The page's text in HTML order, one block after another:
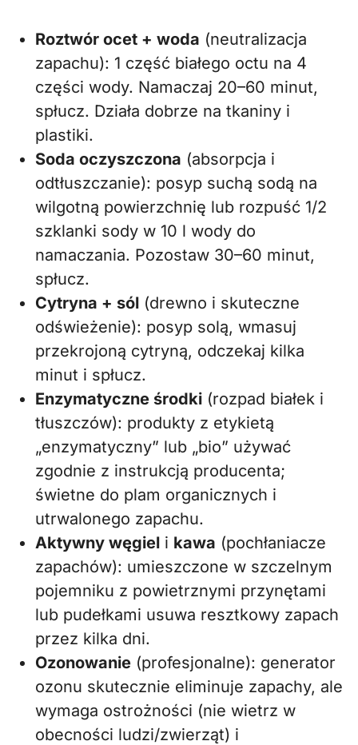
Roztwór ocet + woda (neutralizacja
zapachu): 1 część białego octu na 4
części wody. Namaczaj 20–60 minut,
spłucz. Działa dobrze na tkaniny i
plastiki.
Soda oczyszczona (absorpcja i
odtłuszczanie): posyp suchą sodą na
wilgotną powierzchnię lub rozpuść 1/2
szklanki sody w 10 l wody do
namaczania. Pozostaw 30–60 minut,
spłucz.
Cytryna + sól (drewno i skuteczne
odświeżenie): posyp solą, wmasuj
przekrojoną cytryną, odczekaj kilka
minut i spłucz.
Enzymatyczne środki (rozpad białek i
tłuszczów): produkty z etykietą
„enzymatyczny” lub „bio” używać
zgodnie z instrukcją producenta;
świetne do plam organicznych i
utrwalonego zapachu.
Aktywny węgiel i kawa (pochłaniacze
zapachów): umieszczone w szczelnym
pojemniku z powietrznymi przynętami
lub pudełkami usuwa resztkowy zapach
przez kilka dni.
Ozonowanie (profesjonalne): generator
ozonu skutecznie eliminuje zapachy, ale
wymaga ostrożności (nie wietrz w
obecności ludzi/zwierząt) i